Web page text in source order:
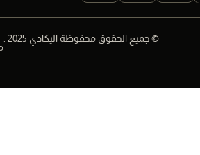
© جميع الحقوق محفوظة اليكادي 2025 .